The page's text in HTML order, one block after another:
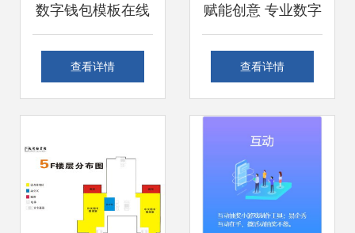
数字钱包模板在线
制作 开启高效便捷
务新纪元
查看详情
赋能创意 专业数字
内容制作服务的全
查看详情